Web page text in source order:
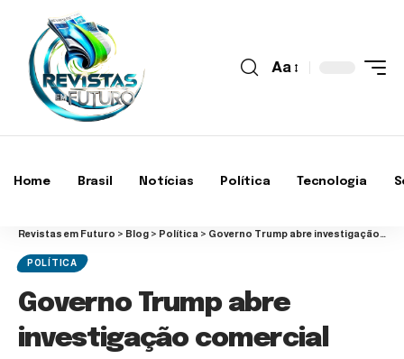
Aa
Home Brasil Notícias Política Tecnologia
Revistas em Futuro > Blog > Política > Governo Trump abre investigação comercial sobre o Brasil
POLÍTICA
Governo Trump abre
investigação comercial